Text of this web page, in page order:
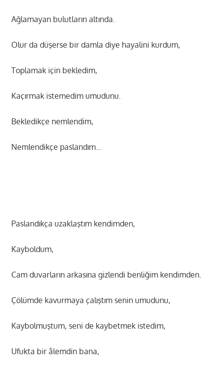
Ağlamayan bulutların altında.
Olur da düşerse bir damla diye hayalini kurdum,
Toplamak için bekledim,
Kaçırmak istemedim umudunu.
Bekledikçe nemlendim,
Nemlendikçe paslandım…
Paslandıkça uzaklaştım kendimden,
Kayboldum,
Cam duvarların arkasına gizlendi benliğim kendimden.
Çölümde kavurmaya çalıştım senin umudunu,
Kaybolmuştum, seni de kaybetmek istedim,
Ufukta bir âlemdin bana,